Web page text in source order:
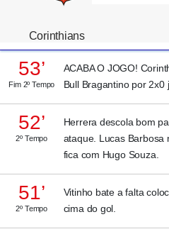
Corinthians
53’
Fim 2º Tempo
ACABA O JOGO!
Bull Bragantino por 2x0
52’
2º Tempo
Herrera descola bom
ataque. Lucas Barbosa
fica com Hugo Souza.
51’
2º Tempo
Vitinho bate a falta
cima do gol.